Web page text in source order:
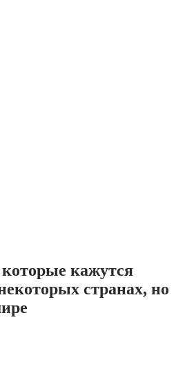
кажутся
странах, но